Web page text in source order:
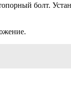
болт.